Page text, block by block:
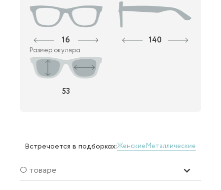
16 140
Размер окуляра
53
Встречается в подборках:ЖенскиеМеталлические
О товаре